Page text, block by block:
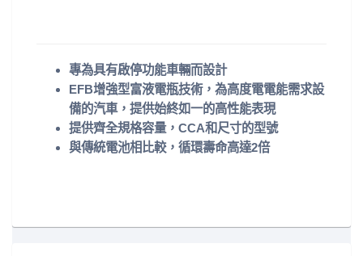
專為具有啟停功能車輛而設計
EFB增強型富液電瓶技術，為高度電電能需求設
備的汽車，提供始終如一的高性能表現
提供齊全規格容量，CCA和尺寸的型號
與傳統電池相比較，循環壽命高達2倍